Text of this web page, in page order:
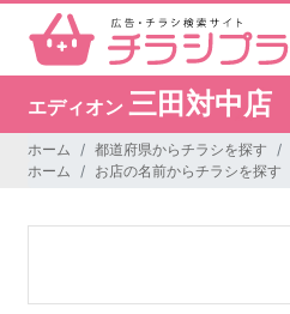
エディオン 三田対中店
ホーム 都道府県からチラシを探す
ホーム
お店の名前からチラシを探す